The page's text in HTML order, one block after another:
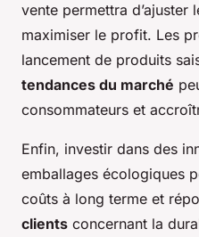
vente permettra d’ajuster
maximiser le profit. Les
lancement de produits
tendances du marché
consommateurs et
Enfin, investir dans des
emballages écologiques
coûts à long terme et
clients concernant la